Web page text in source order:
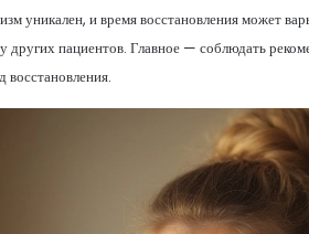
уникален, и время восстановления может
других пациентов. Главное — соблюдать
восстановления.